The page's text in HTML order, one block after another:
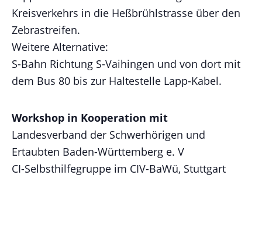
Kreisverkehrs in die Heßbrühlstrasse über den
Zebrastreifen.
Weitere Alternative:
S-Bahn Richtung S-Vaihingen und von dort mit
dem Bus 80 bis zur Haltestelle Lapp-Kabel.
Workshop in Kooperation mit
Landesverband der Schwerhörigen und
Ertaubten Baden-Württemberg e. V
CI-Selbsthilfegruppe im CIV-BaWü, Stuttgart